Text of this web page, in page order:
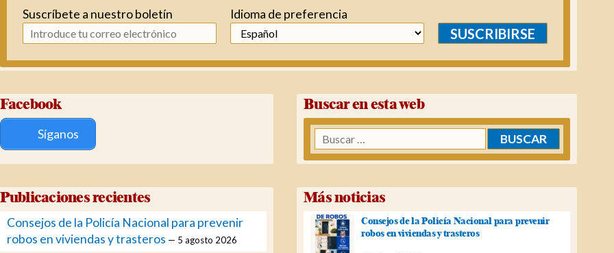
Suscríbete a nuestro boletín Idioma de preferencia
SUSCRIBIRSE
Facebook
Síganos
Buscar en esta web
Buscar:
Publicaciones recientes
Consejos de la Policía Nacional para prevenir
robos en viviendas y trasteros
5 agosto 2026
Más noticias
Consejos de la Policía Nacional para prevenir
robos en viviendas y trasteros